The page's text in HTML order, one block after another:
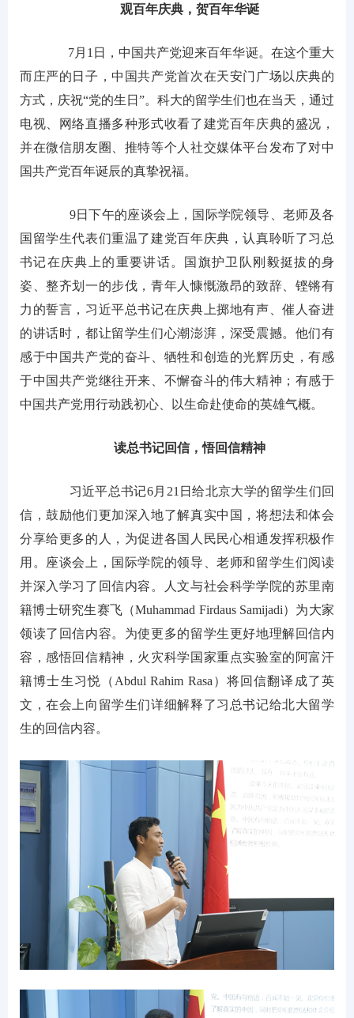
观百年庆典，贺百年华诞
7月1日，中国共产党迎来百年华诞。在这个重大
而庄严的日子，中国共产党首次在天安门广场以庆典的
方式，庆祝“党的生日”。科大的留学生们也在当天，通过
电视、网络直播多种形式收看了建党百年庆典的盛况，
并在微信朋友圈、推特等个人社交媒体平台发布了对中
国共产党百年诞辰的真挚祝福。
9日下午的座谈会上，国际学院领导、老师及各
国留学生代表们重温了建党百年庆典，认真聆听了习总
书记在庆典上的重要讲话。国旗护卫队刚毅挺拔的身
姿、整齐划一的步伐，青年人慷慨激昂的致辞、铿锵有
力的誓言，习近平总书记在庆典上掷地有声、催人奋进
的讲话时，都让留学生们心潮澎湃，深受震撼。他们有
感于中国共产党的奋斗、牺牲和创造的光辉历史，有感
于中国共产党继往开来、不懈奋斗的伟大精神；有感于
中国共产党用行动践初心、以生命赴使命的英雄气概。
读总书记回信，悟回信精神
习近平总书记6月21日给北京大学的留学生们回
信，鼓励他们更加深入地了解真实中国，将想法和体会
分享给更多的人，为促进各国人民民心相通发挥积极作
用。座谈会上，国际学院的领导、老师和留学生们阅读
并深入学习了回信内容。人文与社会科学学院的苏里南
籍博士研究生赛飞（Muhammad Firdaus Samijadi）为大家
领读了回信内容。为使更多的留学生更好地理解回信内
容，感悟回信精神，火灾科学国家重点实验室的阿富汗
籍博士生习悦（Abdul Rahim Rasa）将回信翻译成了英
文，在会上向留学生们详细解释了习总书记给北大留学
生的回信内容。